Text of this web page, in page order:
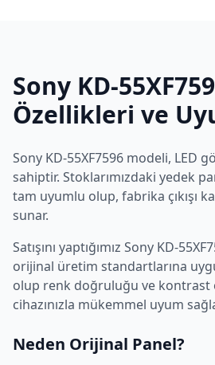
Sony KD-
Özellikleri ve
Sony KD-55XF7596 modeli, LED
sahiptir. Stoklarımızdaki yedek
tam uyumlu olup, fabrika çıkışı
sunar.
Satışını yaptığımız Sony KD-
orijinal üretim standartlarına
olup renk doğruluğu ve kontrast
cihazınızla mükemmel uyum
Neden Orijinal Panel?